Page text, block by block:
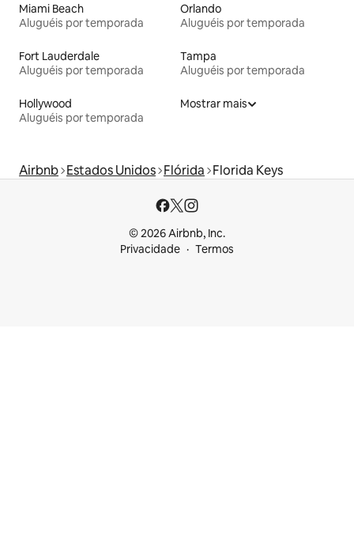
Miami Beach
Aluguéis por temporada
Orlando
Aluguéis por temporada
Fort Lauderdale
Aluguéis por temporada
Tampa
Aluguéis por temporada
Hollywood
Aluguéis por temporada
Mostrar mais
Airbnb Estados Unidos Flórida Florida Keys
© 2026 Airbnb, Inc.
Privacidade
Termos